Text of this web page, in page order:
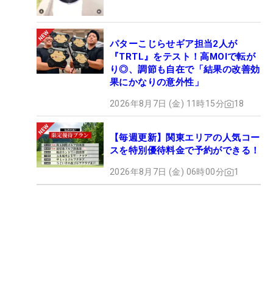
パターこじらせギア担当2人が
『TRTL』をテスト！高MOIで転が
り◎、調節も自在で「結果の改善効
果にかなりの意外性」
2026年8月7日 (金) 11時15分 18
【毎週更新】関東エリアの人気コー
スを特別優待料金で予約ができる！
2026年8月7日 (金) 06時00分 1